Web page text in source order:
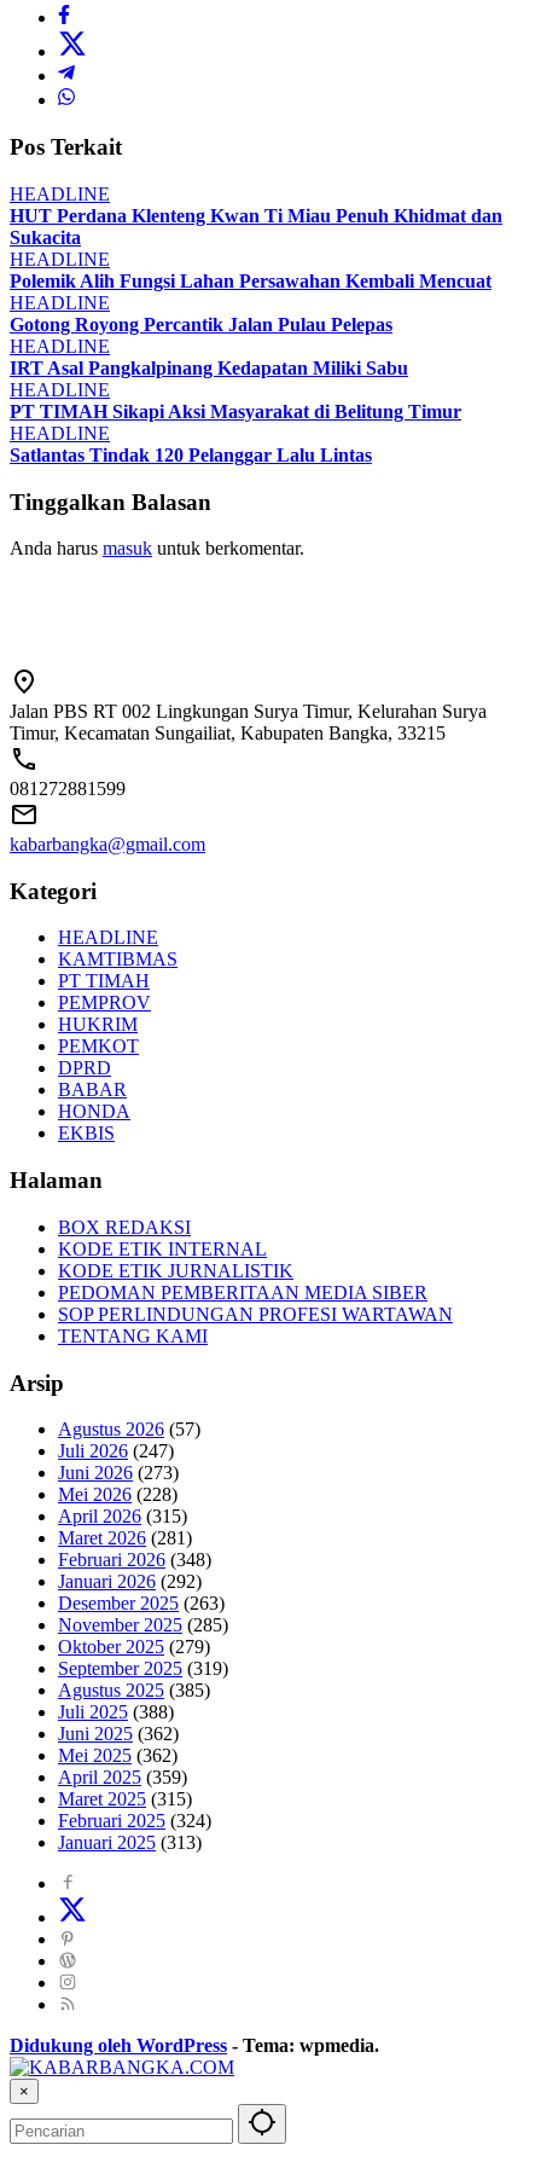
Pos Terkait
HEADLINE
HUT Perdana Klenteng Kwan Ti Miau Penuh Khidmat dan
Sukacita
HEADLINE
Polemik Alih Fungsi Lahan Persawahan Kembali Mencuat
HEADLINE
Gotong Royong Percantik Jalan Pulau Pelepas
HEADLINE
IRT Asal Pangkalpinang Kedapatan Miliki Sabu
HEADLINE
PT TIMAH Sikapi Aksi Masyarakat di Belitung Timur
HEADLINE
Satlantas Tindak 120 Pelanggar Lalu Lintas
Tinggalkan Balasan
Anda harus masuk untuk berkomentar.
Jalan PBS RT 002 Lingkungan Surya Timur, Kelurahan Surya
Timur, Kecamatan Sungailiat, Kabupaten Bangka, 33215
081272881599
kabarbangka@gmail.com
Kategori
HEADLINE
KAMTIBMAS
PT TIMAH
PEMPROV
HUKRIM
PEMKOT
DPRD
BABAR
HONDA
EKBIS
Halaman
BOX REDAKSI
KODE ETIK INTERNAL
KODE ETIK JURNALISTIK
PEDOMAN PEMBERITAAN MEDIA SIBER
SOP PERLINDUNGAN PROFESI WARTAWAN
TENTANG KAMI
Arsip
Agustus 2026 (57)
Juli 2026 (247)
Juni 2026 (273)
Mei 2026 (228)
April 2026 (315)
Maret 2026 (281)
Februari 2026 (348)
Januari 2026 (292)
Desember 2025 (263)
November 2025 (285)
Oktober 2025 (279)
September 2025 (319)
Agustus 2025 (385)
Juli 2025 (388)
Juni 2025 (362)
Mei 2025 (362)
April 2025 (359)
Maret 2025 (315)
Februari 2025 (324)
Januari 2025 (313)
Didukung oleh WordPress - Tema: wpmedia.
×